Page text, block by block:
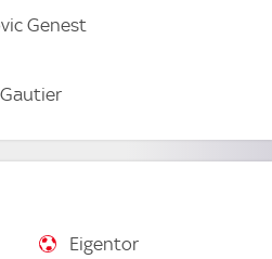
Genest
Eigentor